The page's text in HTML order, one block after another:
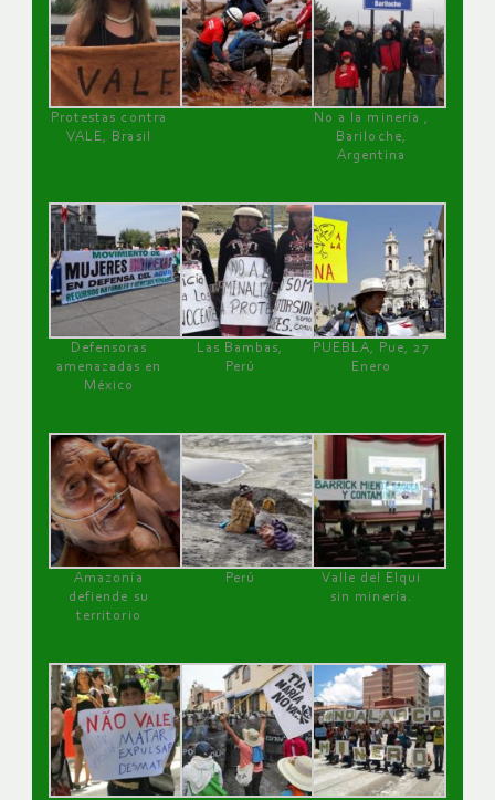
Protestas contra
VALE, Brasil
No a la minería ,
Bariloche,
Argentina
Defensoras
amenazadas en
México
Las Bambas,
Perú
PUEBLA, Pue, 27
Enero
Amazonía
defiende su
territorio
Perú
Valle del Elqui
sin minería.